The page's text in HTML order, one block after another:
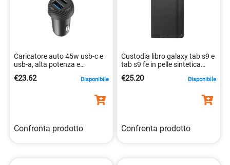
Caricatore auto 45w usb-c e
usb-a, alta potenza e
€23.62 Disponibile
Confronta prodotto
Custodia libro galaxy tab s9 e
tab s9 fe in pelle sintetica
€25.20 Disponibile
Confronta prodotto